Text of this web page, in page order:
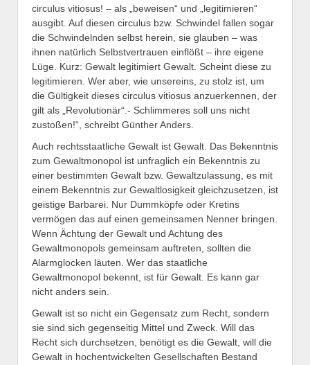
circulus vitiosus! – als „beweisen“ und „legitimieren“
ausgibt. Auf diesen circulus bzw. Schwindel fallen sogar
die Schwindelnden selbst herein, sie glauben – was
ihnen natürlich Selbstvertrauen einflößt – ihre eigene
Lüge. Kurz: Gewalt legitimiert Gewalt. Scheint diese zu
legitimieren. Wer aber, wie unsereins, zu stolz ist, um
die Gültigkeit dieses circulus vitiosus anzuerkennen, der
gilt als „Revolutionär“.- Schlimmeres soll uns nicht
zustoßen!“, schreibt Günther Anders.
Auch rechtsstaatliche Gewalt ist Gewalt. Das Bekenntnis
zum Gewaltmonopol ist unfraglich ein Bekenntnis zu
einer bestimmten Gewalt bzw. Gewaltzulassung, es mit
einem Bekenntnis zur Gewaltlosigkeit gleichzusetzen, ist
geistige Barbarei. Nur Dummköpfe oder Kretins
vermögen das auf einen gemeinsamen Nenner bringen.
Wenn Ächtung der Gewalt und Achtung des
Gewaltmonopols gemeinsam auftreten, sollten die
Alarmglocken läuten. Wer das staatliche
Gewaltmonopol bekennt, ist für Gewalt. Es kann gar
nicht anders sein.
Gewalt ist so nicht ein Gegensatz zum Recht, sondern
sie sind sich gegenseitig Mittel und Zweck. Will das
Recht sich durchsetzen, benötigt es die Gewalt, will die
Gewalt in hochentwickelten Gesellschaften Bestand